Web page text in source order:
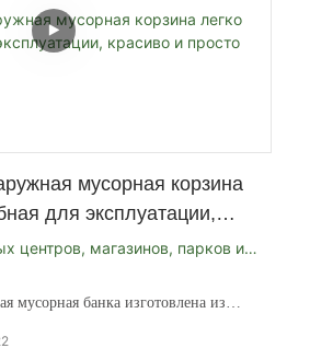
мусорная корзина
для эксплуатации,
центров, магазинов, парков и
мусорная банка изготовлена из
которое чрезвычайно гладко,